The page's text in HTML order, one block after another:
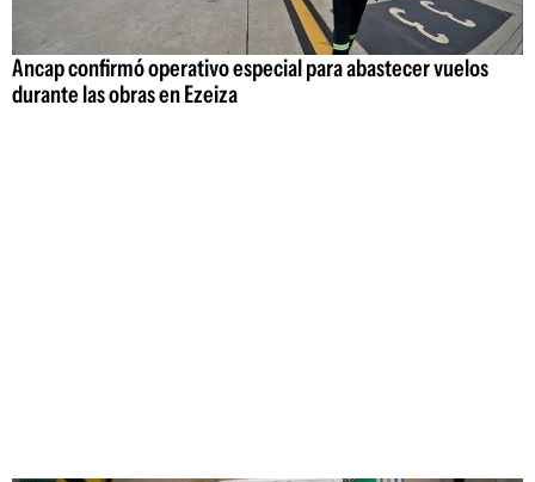
Ancap confirmó operativo especial para abastecer vuelos
durante las obras en Ezeiza